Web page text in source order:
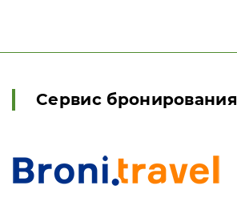
Сервис бронирования